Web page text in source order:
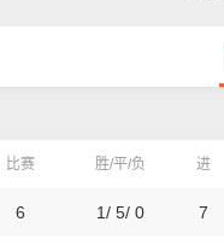
比赛 胜/平/负 进
6 1/ 5/ 0 7